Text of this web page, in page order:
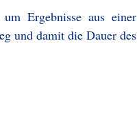
Ergebnisse aus einer
und damit die Dauer des